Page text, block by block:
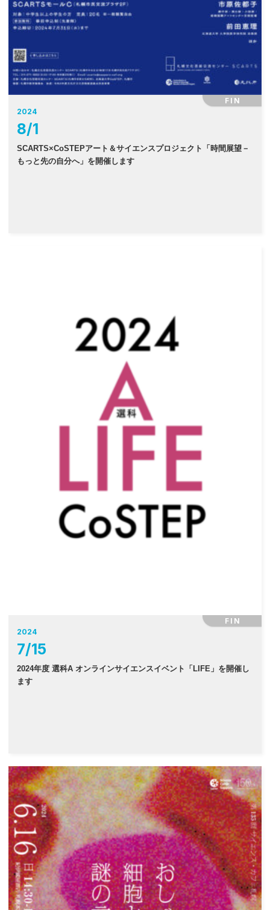
FIN
2024
8/1
SCARTS×CoSTEPアート＆サイエンスプロジェクト「時間展望－
もっと先の自分へ」を開催します
FIN
2024
7/15
2024年度 選科A オンラインサイエンスイベント「LIFE」を開催し
ます